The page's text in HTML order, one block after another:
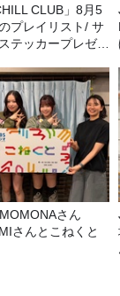
CLUB」8月5
プレイリスト/ サ
テッカープレゼン
MOMONAさん
さんとこねくと